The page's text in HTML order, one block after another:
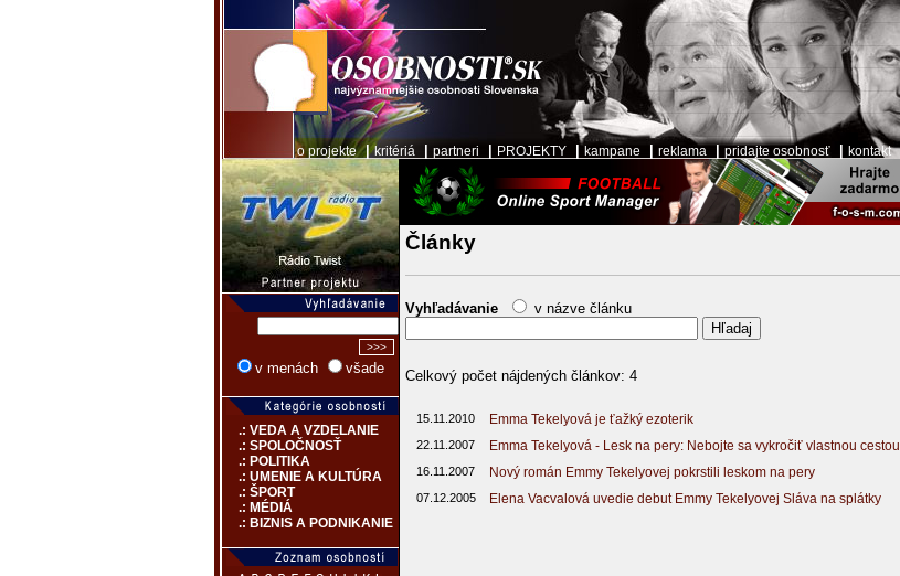
o projekte|kritériá partneri PROJEKTY kampane reklama pridajte osobnosť kontakt
v menách všade
.: VEDA A VZDELANIE
.: SPOLOČNOSŤ
.: POLITIKA
.: UMENIE A KULTÚRA
.: ŠPORT
.: MÉDIÁ
.: BIZNIS A PODNIKANIE
Články
Vyhľadávanie v názve článku
Celkový počet nájdených článkov: 4
15.11.2010 Emma Tekelyová je ťažký ezoterik
22.11.2007 Emma Tekelyová - Lesk na pery: Nebojte sa vykročiť vlastnou cestou
16.11.2007 Nový román Emmy Tekelyovej pokrstili leskom na pery
07.12.2005 Elena Vacvalová uvedie debut Emmy Tekelyovej Sláva na splátky